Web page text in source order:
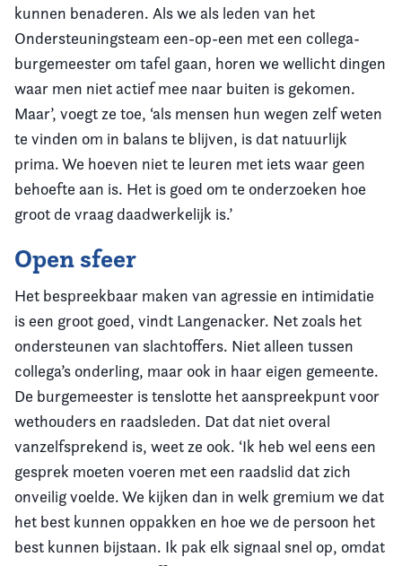
kunnen benaderen. Als we als leden van het
Ondersteuningsteam een-op-een met een collega-
burgemeester om tafel gaan, horen we wellicht dingen
waar men niet actief mee naar buiten is gekomen.
Maar’, voegt ze toe, ‘als mensen hun wegen zelf weten
te vinden om in balans te blijven, is dat natuurlijk
prima. We hoeven niet te leuren met iets waar geen
behoefte aan is. Het is goed om te onderzoeken hoe
groot de vraag daadwerkelijk is.’
Open sfeer
Het bespreekbaar maken van agressie en intimidatie
is een groot goed, vindt Langenacker. Net zoals het
ondersteunen van slachtoffers. Niet alleen tussen
collega’s onderling, maar ook in haar eigen gemeente.
De burgemeester is tenslotte het aanspreekpunt voor
wethouders en raadsleden. Dat dat niet overal
vanzelfsprekend is, weet ze ook. ‘Ik heb wel eens een
gesprek moeten voeren met een raadslid dat zich
onveilig voelde. We kijken dan in welk gremium we dat
het best kunnen oppakken en hoe we de persoon het
best kunnen bijstaan. Ik pak elk signaal snel op, omdat